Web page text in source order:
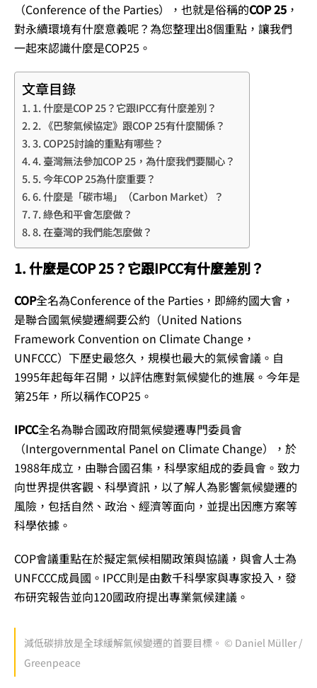
（Conference of the Parties），也就是俗稱的COP 25 ，
對永續環境有什麼意義呢？為您整理出8個重點，讓我們
一起來認識什麼是COP25。
文章目錄
1. 什麼是COP 25？它跟IPCC有什麼差別？
2. 《巴黎氣候協定》跟COP 25有什麼關係？
3. COP25討論的重點有哪些？
4. 臺灣無法參加COP 25，為什麼我們要關心？
5. 今年COP 25為什麼重要？
6. 什麼是「碳市場」（Carbon Market）？
7. 綠色和平會怎麼做？
8. 在臺灣的我們能怎麼做？
1. 什麼是COP 25？它跟IPCC有什麼差別？
COP全名為Conference of the Parties，即締約國大會，
是聯合國氣候變遷綱要公約（United Nations
Framework Convention on Climate Change，
UNFCCC）下歷史最悠久，規模也最大的氣候會議。自
1995年起每年召開，以評估應對氣候變化的進展。今年是
第25年，所以稱作COP25。
IPCC全名為聯合國政府間氣候變遷專門委員會
（Intergovernmental Panel on Climate Change），於
1988年成立，由聯合國召集，科學家組成的委員會。致力
向世界提供客觀、科學資訊，以了解人為影響氣候變遷的
風險，包括自然、政治、經濟等面向，並提出因應方案等
科學依據。
COP會議重點在於擬定氣候相關政策與協議，與會人士為
UNFCCC成員國。IPCC則是由數千科學家與專家投入，發
布研究報告並向120國政府提出專業氣候建議。
減低碳排放是全球緩解氣候變遷的首要目標。 © Daniel Müller /
Greenpeace